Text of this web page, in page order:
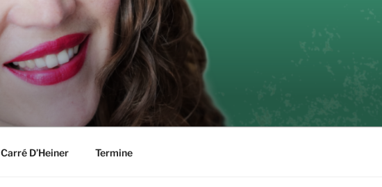
Carré D’Heiner Termine